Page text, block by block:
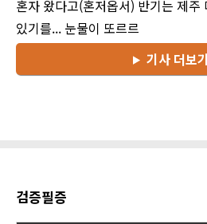
혼자 왔다고(혼저옵서) 반기는 제주
있기를... 눈물이 또르르
기사 더보기
검증필증